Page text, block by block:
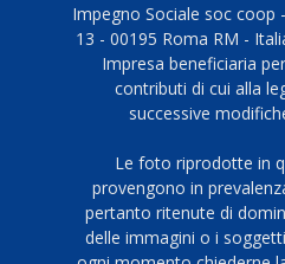
Impegno Sociale soc coop
13 - 00195 Roma RM -
Impresa beneficiaria
contributi di cui alla
successive
Le foto riprodotte in
provengono in
pertanto ritenute di
delle immagini o i